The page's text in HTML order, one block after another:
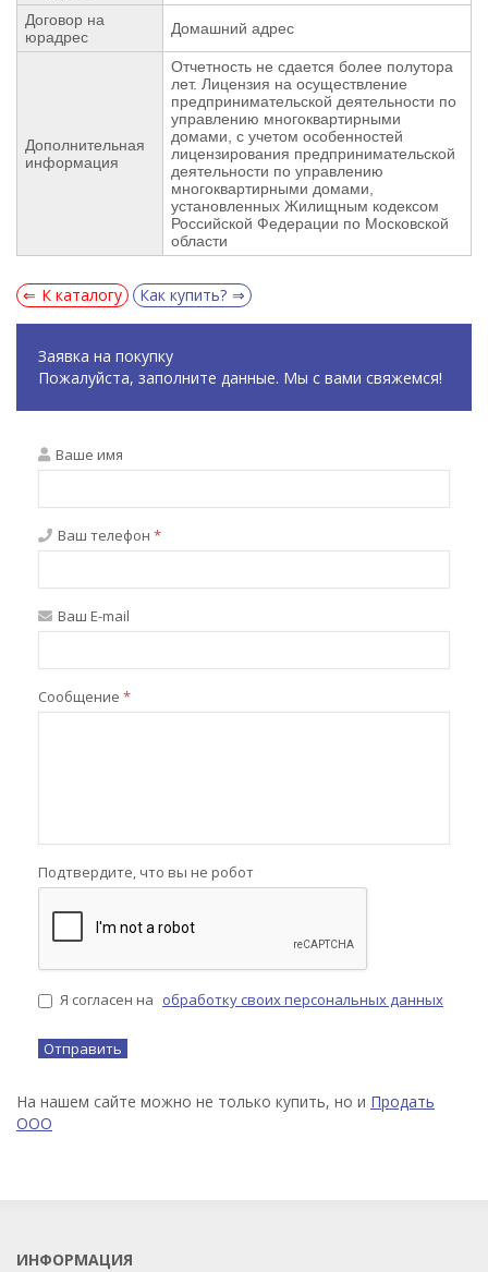
Договор на
юрадрес
Домашний адрес
Дополнительная
информация
Отчетность не сдается более полутора
лет. Лицензия на осуществление
предпринимательской деятельности по
управлению многоквартирными
домами, с учетом особенностей
лицензирования предпринимательской
деятельности по управлению
многоквартирными домами,
установленных Жилищным кодексом
Российской Федерации по Московской
области
К каталогу Как купить?
Заявка на покупку
Пожалуйста, заполните данные. Мы с вами свяжемся!
Ваше имя
Ваш телефон *
Ваш E-mail
Сообщение *
Подтвердите, что вы не робот
Я согласен на обработку своих персональных данных
На нашем сайте можно не только купить, но и Продать
ООО
ИНФОРМАЦИЯ